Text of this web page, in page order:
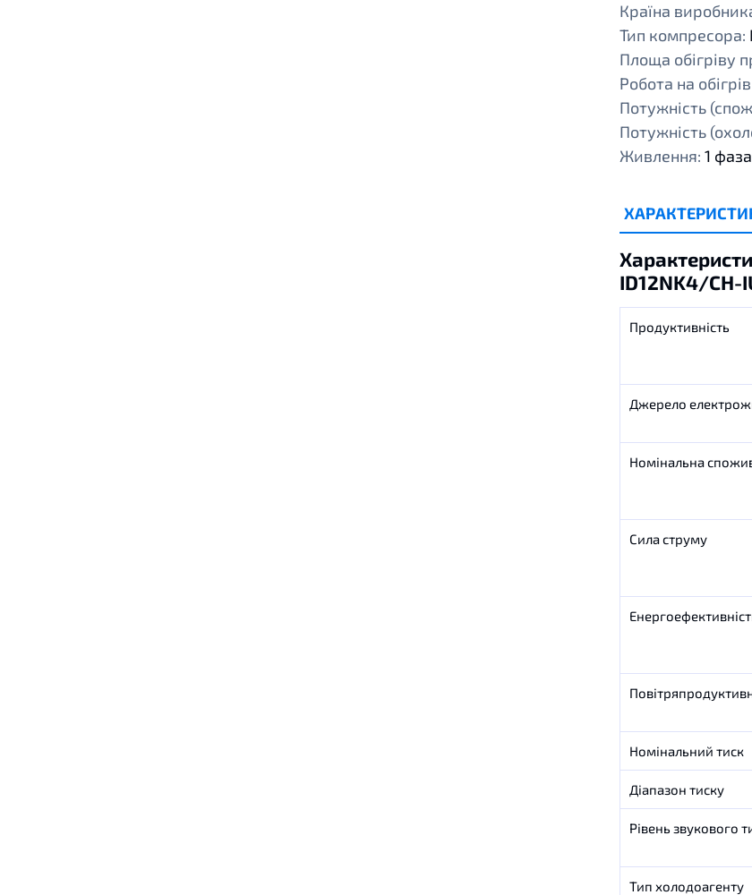
Країна
Тип компресора:
Площа обігріву
Робота на
Потужність
Потужність
Живлення: 1
ID12NK4/CH-
Продуктивність
Джерело
Номінальна
Сила струму
Номінальний тиск
Діапазон тиску
Рівень звукового
Тип холодоагенту